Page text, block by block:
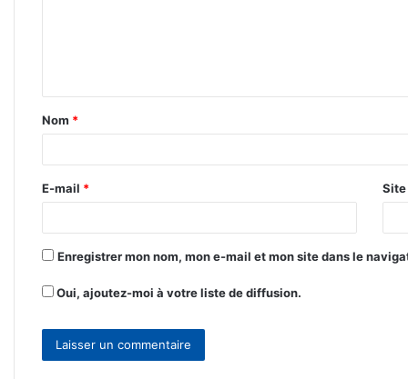
t
a
e
*
Nom *
E-mail *
Enregistrer mon nom, mon e-mail et mon site dans le
Oui, ajoutez-moi à votre liste de diffusion.